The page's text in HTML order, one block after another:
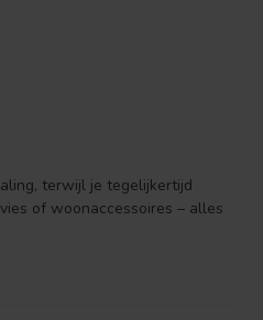
terwijl je tegelijkertijd
of woonaccessoires – alles